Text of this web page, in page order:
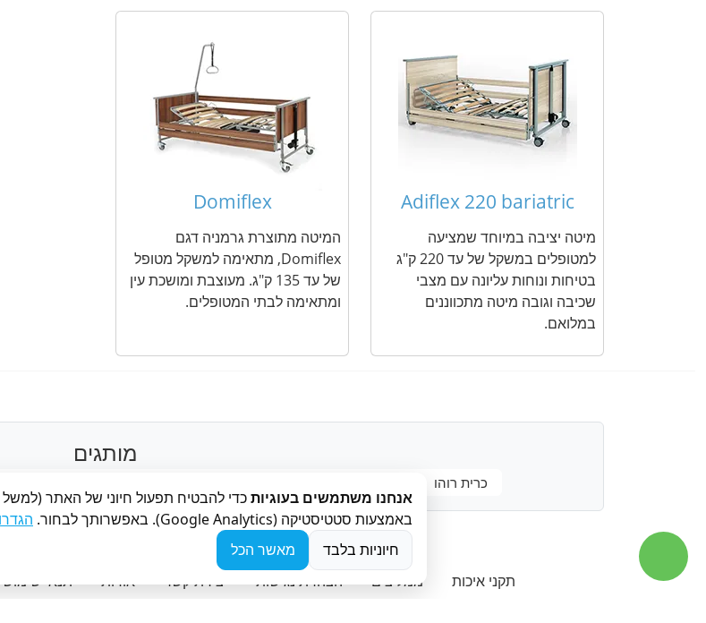
Adiflex 220 bariatric
מיטה יציבה במיוחד שמציעה
למטופלים במשקל של עד 220 ק"ג
בטיחות ונוחות עליונה עם מצבי
שכיבה וגובה מיטה מתכווננים
במלואם.
Domiflex
המיטה מתוצרת גרמניה דגם
Domiflex, מתאימה למשקל מטופל
של עד 135 ק"ג. מעוצבת ומושכת עין
ומתאימה לבתי המטופלים.
מותגים
כרית רוהו
כסא גלגלים כסא גלגלים ממונע
תקני איכות ממליצים הצהרת נגישות יצירת קשר אודות תנאי שימוש
אנחנו משתמשים בעוגיותכדי להבטיח תפעול חיוני של האתר (למשל
באמצעות סטטיסטיקה (Google Analytics). באפשרותך לבחור.
חיוניות בלבד
מאשר הכל